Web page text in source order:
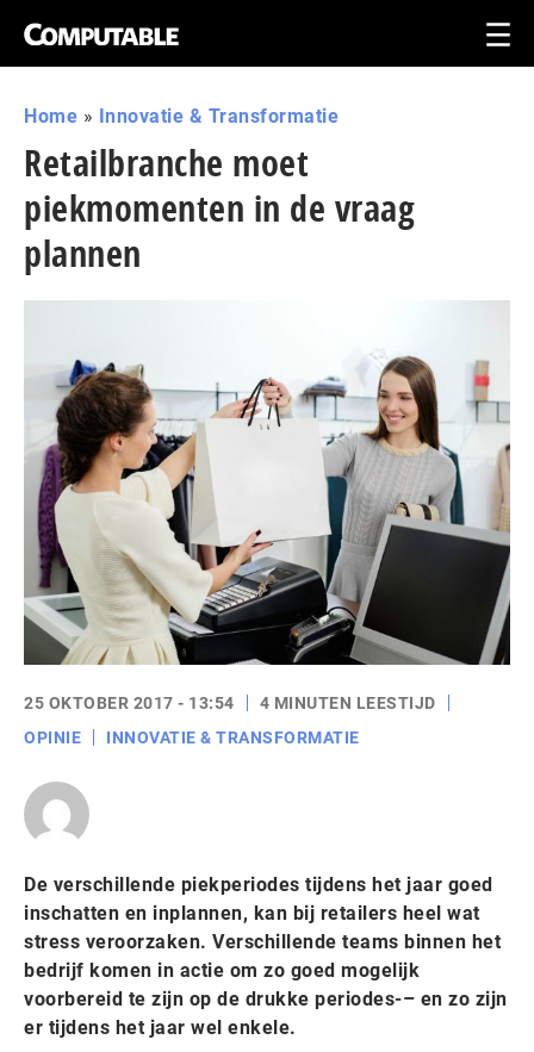
Home » Innovatie & Transformatie
Retailbranche moet
piekmomenten in de vraag
plannen
25 OKTOBER 2017 - 13:54
4 MINUTEN LEESTIJD
OPINIE
INNOVATIE & TRANSFORMATIE
De verschillende piekperiodes tijdens het jaar goed
inschatten en inplannen, kan bij retailers heel wat
stress veroorzaken. Verschillende teams binnen het
bedrijf komen in actie om zo goed mogelijk
voorbereid te zijn op de drukke periodes-– en zo zijn
er tijdens het jaar wel enkele.